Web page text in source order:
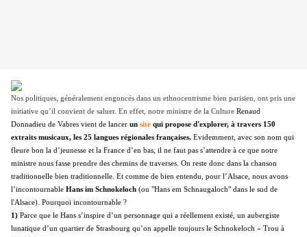
Nos politiques, généralement engoncés dans un ethnocentrisme bien parisien, ont pris une
initiative qu’il convient de saluer. En effet, notre ministre de la Culture Renaud
Donnadieu de Vabres vient de lancer un site qui propose d'explorer, à travers 150
extraits musicaux, les 25 langues régionales françaises. Evidemment, avec son nom qui
fleure bon la d’jeunesse et la France d’en bas, il ne faut pas s’attendre à ce que notre
ministre nous fasse prendre des chemins de traverses. On reste donc dans la chanson
traditionnelle bien traditionnelle. Et comme de bien entendu, pour l’Alsace, nous avons
l’incontournable Hans im Schnokeloch (ou "Hans em Schnaugaloch" dans le sud de
l'Alsace). Pourquoi incontournable ?
1) Parce que le Hans s’inspire d’un personnage qui a réellement existé, un aubergiste
lunatique d’un quartier de Strasbourg qu’on appelle toujours le Schnokeloch « Trou à